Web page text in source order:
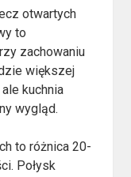
otwartych
to
zachowaniu
większej
kuchnia
wygląd.
to różnica 20-
Połysk